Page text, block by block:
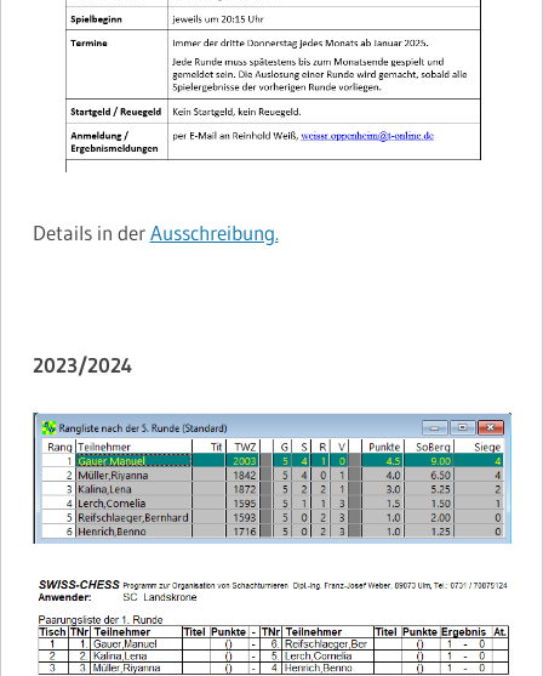
Details in derAusschreibung.
2023/2024